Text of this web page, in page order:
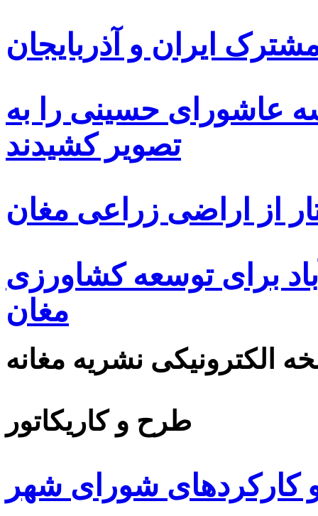
ایران و آذربایجان
عاشورای حسینی را به
تصویر کشیدند
از اراضی زراعی مغان
برای توسعه کشاورزی
مغان
الکترونیکی نشریه مغانه
طرح و کاریکاتور
کارکردهای شورای شهر